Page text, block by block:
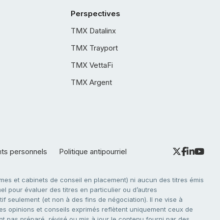
Perspectives
TMX Datalinx
TMX Trayport
TMX VettaFi
TMX Argent
personnels Politique antipourriel
et cabinets de conseil en placement) ni aucun des titres émis
pour évaluer des titres en particulier ou d’autres
seulement (et non à des fins de négociation). Il ne vise à
opinions et conseils exprimés reflètent uniquement ceux de